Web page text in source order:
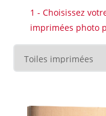
1 - Choisissez
imprimées photo